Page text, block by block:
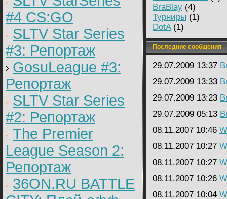
#4 CS:GO
SLTV Star Series
#3: Репортаж
GosuLeague #3:
Репортаж
SLTV Star Series
#2: Репортаж
The Premier
League Season 2:
Репортаж
36ON.RU BATTLE
BraBlay (4)
Турниры (1)
DotA(1)
Последние сообщения
29.07.2009 13:37
29.07.2009 13:33
29.07.2009 13:23
29.07.2009 05:13
08.11.2007 10:46
08.11.2007 10:27
08.11.2007 10:27
08.11.2007 10:26
08.11.2007 10:04